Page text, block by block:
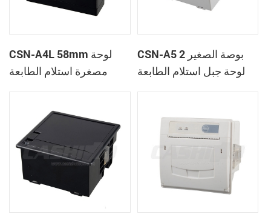
CSN-A4L 58mm لوحة
مصغرة استلام الطابعة
CSN-A5 2 بوصة الصغير
لوحة جبل استلام الطابعة